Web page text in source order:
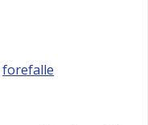
forefalle